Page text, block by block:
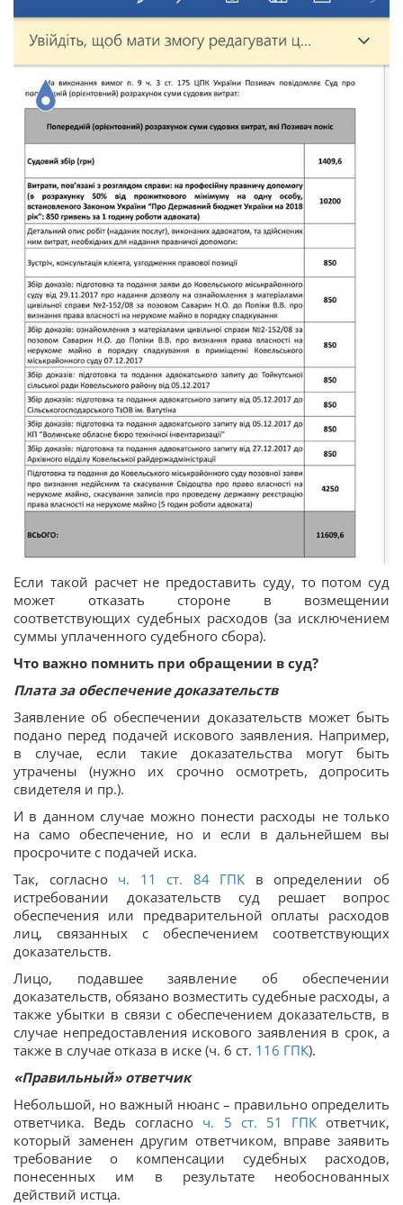
Если такой расчет не предоставить суду, то потом суд
может отказать стороне в возмещении
соответствующих судебных расходов (за исключением
суммы уплаченного судебного сбора).
Что важно помнить при обращении в суд?
Плата за обеспечение доказательств
Заявление об обеспечении доказательств может быть
подано перед подачей искового заявления. Например,
в случае, если такие доказательства могут быть
утрачены (нужно их срочно осмотреть, допросить
свидетеля и пр.).
И в данном случае можно понести расходы не только
на само обеспечение, но и если в дальнейшем вы
просрочите с подачей иска.
Так, согласно ч. 11 ст. 84 ГПК в определении об
истребовании доказательств суд решает вопрос
обеспечения или предварительной оплаты расходов
лиц, связанных с обеспечением соответствующих
доказательств.
Лицо, подавшее заявление об обеспечении
доказательств, обязано возместить судебные расходы, а
также убытки в связи с обеспечением доказательств, в
случае непредоставления искового заявления в срок, а
также в случае отказа в иске (ч. 6 ст. 116 ГПК).
«Правильный» ответчик
Небольшой, но важный нюанс – правильно определить
ответчика. Ведь согласно ч. 5 ст. 51 ГПКответчик,
который заменен другим ответчиком, вправе заявить
требование о компенсации судебных расходов,
понесенных им в результате необоснованных
действий истца.